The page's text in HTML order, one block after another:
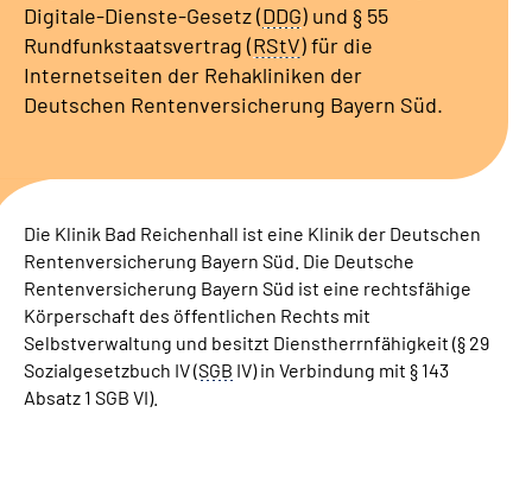
Karriere
Häufige Fragen
Digitale-Dienste-Gesetz (DDG) und § 55
Rundfunkstaatsvertrag (RStV) für die
Internetseiten der Rehakliniken der
Deutschen Rentenversicherung Bayern Süd.
Die Klinik Bad Reichenhall ist eine Klinik der Deutschen
Rentenversicherung Bayern Süd. Die Deutsche
Rentenversicherung Bayern Süd ist eine rechtsfähige
Körperschaft des öffentlichen Rechts mit
Selbstverwaltung und besitzt Dienstherrnfähigkeit (§ 29
Sozialgesetzbuch IV (SGB IV) in Verbindung mit § 143
Absatz 1 SGB VI).